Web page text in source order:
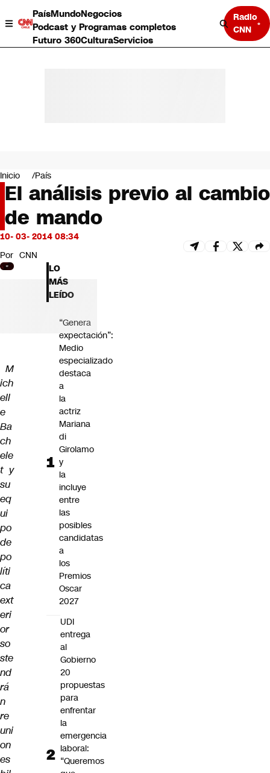
PaísMundoNegocios
Podcast y Programas completos
Futuro 360CulturaServicios
Radio
CNN
Negocios
Deportes
Programas completos
Cultura
Servicios
Bits
CNN Data
CNN tiempo
Futuro 360
Inicio País
El análisis previo al cambio
de mando
10- 03- 2014 08:34
Por CNN
M
ich
ell
e
Ba
ch
ele
t y
su
eq
ui
po
de
po
líti
ca
ext
eri
or
so
ste
nd
rá
n
re
uni
on
es
LO
MÁS
LEÍDO
“Genera
expectación”:
Medio
especializado
destaca
a
la
actriz
Mariana
di
Girolamo
y
la
incluye
entre
las
posibles
candidatas
a
los
Premios
Oscar
2027
UDI
entrega
al
Gobierno
20
propuestas
para
enfrentar
la
emergencia
laboral:
“Queremos